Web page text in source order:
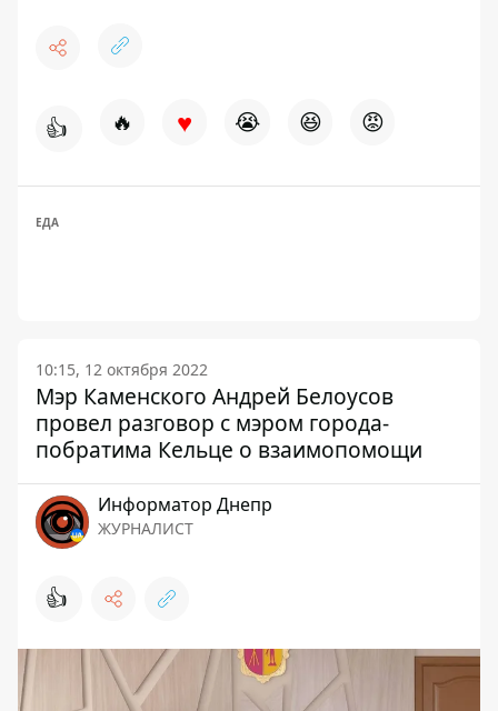
👍 🔥 ♥ 😭 😆 😡
ЕДА
10:15, 12 октября 2022
Мэр Каменского Андрей Белоусов
провел разговор с мэром города-
побратима Кельце о взаимопомощи
Информатор Днепр
ЖУРНАЛИСТ
👍